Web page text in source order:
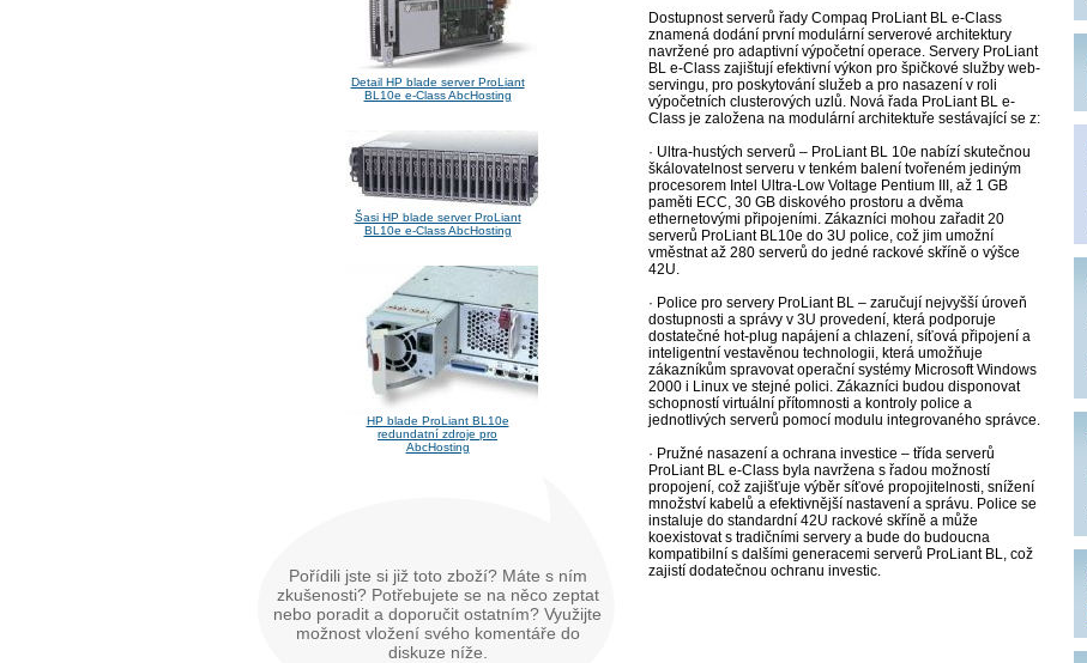
Detail HP blade server ProLiant
BL10e e-Class AbcHosting
Šasi HP blade server ProLiant
BL10e e-Class AbcHosting
HP blade ProLiant BL10e
redundatní zdroje pro
AbcHosting
Pořídili jste si již toto zboží? Máte s ním
zkušenosti? Potřebujete se na něco zeptat
nebo poradit a doporučit ostatním? Využijte
možnost vložení svého komentáře do
diskuze níže.
Dostupnost serverů řady Compaq ProLiant BL e-Class
znamená dodání první modulární serverové architektury
navržené pro adaptivní výpočetní operace. Servery ProLiant
BL e-Class zajištují efektivní výkon pro špičkové služby web-
servingu, pro poskytování služeb a pro nasazení v roli
výpočetních clusterových uzlů. Nová řada ProLiant BL e-
Class je založena na modulární architektuře sestávající se z:
· Ultra-hustých serverů – ProLiant BL 10e nabízí skutečnou
škálovatelnost serveru v tenkém balení tvořeném jediným
procesorem Intel Ultra-Low Voltage Pentium III, až 1 GB
paměti ECC, 30 GB diskového prostoru a dvěma
ethernetovými připojeními. Zákazníci mohou zařadit 20
serverů ProLiant BL10e do 3U police, což jim umožní
vměstnat až 280 serverů do jedné rackové skříně o výšce
42U.
· Police pro servery ProLiant BL – zaručují nejvyšší úroveň
dostupnosti a správy v 3U provedení, která podporuje
dostatečné hot-plug napájení a chlazení, síťová připojení a
inteligentní vestavěnou technologii, která umožňuje
zákazníkům spravovat operační systémy Microsoft Windows
2000 i Linux ve stejné polici. Zákazníci budou disponovat
schopností virtuální přítomnosti a kontroly police a
jednotlivých serverů pomocí modulu integrovaného správce.
· Pružné nasazení a ochrana investice – třída serverů
ProLiant BL e-Class byla navržena s řadou možností
propojení, což zajišťuje výběr síťové propojitelnosti, snížení
množství kabelů a efektivnější nastavení a správu. Police se
instaluje do standardní 42U rackové skříně a může
koexistovat s tradičními servery a bude do budoucna
kompatibilní s dalšími generacemi serverů ProLiant BL, což
zajistí dodatečnou ochranu investic.